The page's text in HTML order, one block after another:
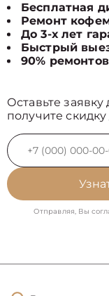
Бесплатная
Ремонт
До 3-х лет
Быстрый
90%
Оставьте
получите скидку
Отправляя, Вы